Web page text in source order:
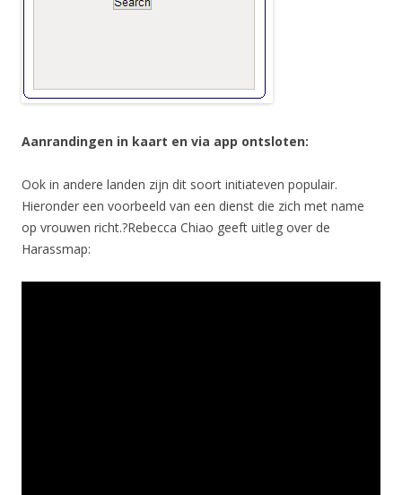
Aanrandingen in kaart en via app ontsloten:
Ook in andere landen zijn dit soort initiateven populair.
Hieronder een voorbeeld van een dienst die zich met name
op vrouwen richt.?Rebecca Chiao geeft uitleg over de
Harassmap: